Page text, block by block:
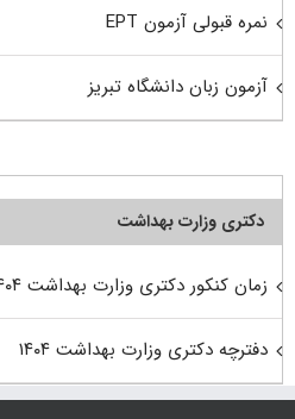
نمره قبولی آزمون EPT
آزمون زبان دانشگاه تبریز
دکتری وزارت بهداشت
زمان کنکور دکتری وزارت بهداشت ۱۴۰۴
دفترچه دکتری وزارت بهداشت ۱۴۰۴